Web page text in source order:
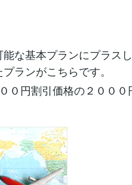
な基本プランにプラス
ランがこちらです。
０円割引価格の２０００